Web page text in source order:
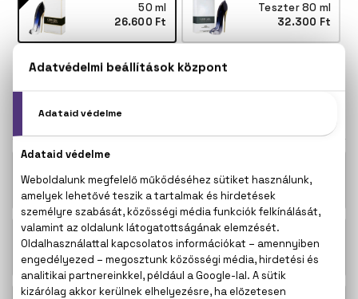
50 ml
26.600 Ft
Teszter 80 ml
32.300 Ft
80 ml
KAPCSOLÓDÓ TERMÉKEK
Good Girl Eau De Parfum Mini 7 ml 12.400 Ft
Good Girl Eau De Parfum
23.500 Ft -